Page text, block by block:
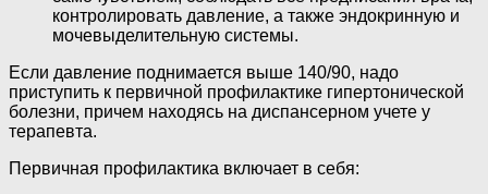
контролировать давление, а также эндокринную и
мочевыделительную системы.
Если давление поднимается выше 140/90, надо
приступить к первичной профилактике гипертонической
болезни, причем находясь на диспансерном учете у
терапевта.
Первичная профилактика включает в себя: